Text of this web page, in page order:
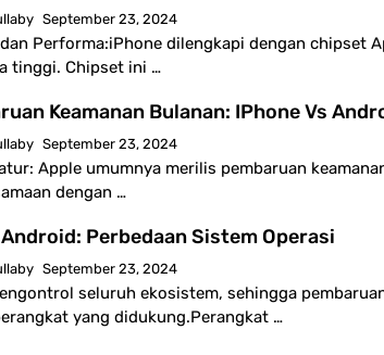
September 23, 2024
Performa:iPhone dilengkapi dengan chipset
tinggi. Chipset ini …
Keamanan Bulanan: IPhone Vs
September 23, 2024
Apple umumnya merilis pembaruan
dengan …
Android: Perbedaan Sistem Operasi
September 23, 2024
seluruh ekosistem, sehingga
yang didukung.Perangkat …